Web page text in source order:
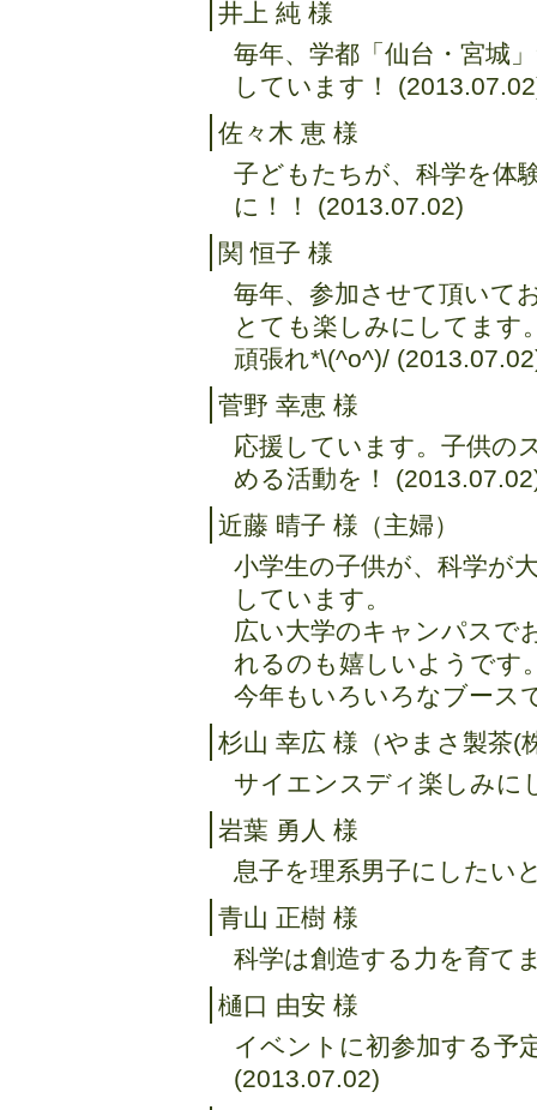
井上 純 様
毎年、学都「仙台・宮城
しています！
佐々木 恵 様
子どもたちが、科学を体
に！！ (2013.07.02)
関 恒子 様
毎年、参加させて頂いて
とても楽しみにしてます
頑張れ*\(^o^)/
菅野 幸恵 様
応援しています。子供の
める活動を！
近藤 晴子 様（主婦）
小学生の子供が、科学が
しています。
広い大学のキャンパスで
れるのも嬉しいようです
今年もいろいろなブース
杉山 幸広 様（やまさ製茶(
サイエンスディ楽しみに
岩葉 勇人 様
息子を理系男子にしたい
青山 正樹 様
科学は創造する力を育て
樋口 由安 様
イベントに初参加する予
(2013.07.02)